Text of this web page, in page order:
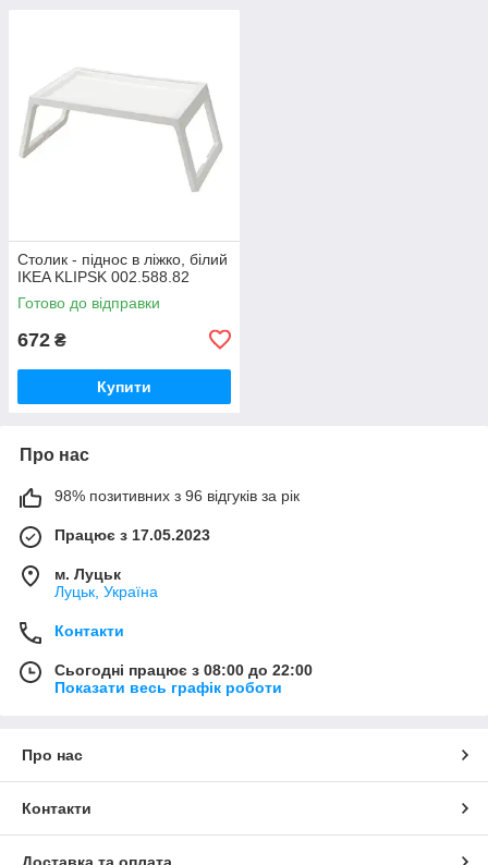
Столик - піднос в ліжко, білий
IKEA KLIPSK 002.588.82
Готово до відправки
672 ₴
Купити
Про нас
98% позитивних з 96 відгуків за рік
Працює з 17.05.2023
м. Луцьк
Луцьк, Україна
Контакти
Сьогодні працює з 08:00 до 22:00
Показати весь графік роботи
Про нас
Контакти